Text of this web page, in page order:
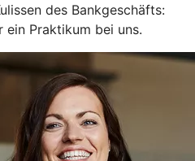
des Bankgeschäfts:
Praktikum bei uns.